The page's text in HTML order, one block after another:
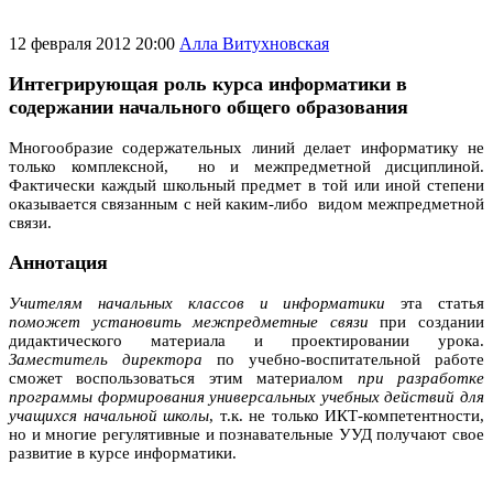
12 февраля 2012 20:00 Алла Витухновская
Интегрирующая роль курса информатики в
содержании начального общего образования
Многообразие содержательных линий делает информатику не
только комплексной, но и межпредметной дисциплиной.
Фактически каждый школьный предмет в той или иной степени
оказывается связанным с ней каким-либо видом межпредметной
связи.
Аннотация
Учителям начальных классов и информатики эта статья
поможет установить межпредметные связи при создании
дидактического материала и проектировании урока.
Заместитель директора по учебно-воспитательной работе
сможет воспользоваться этим материалом при разработке
программы формирования универсальных учебных действий для
учащихся начальной школы, т.к. не только ИКТ-компетентности,
но и многие регулятивные и познавательные УУД получают свое
развитие в курсе информатики.